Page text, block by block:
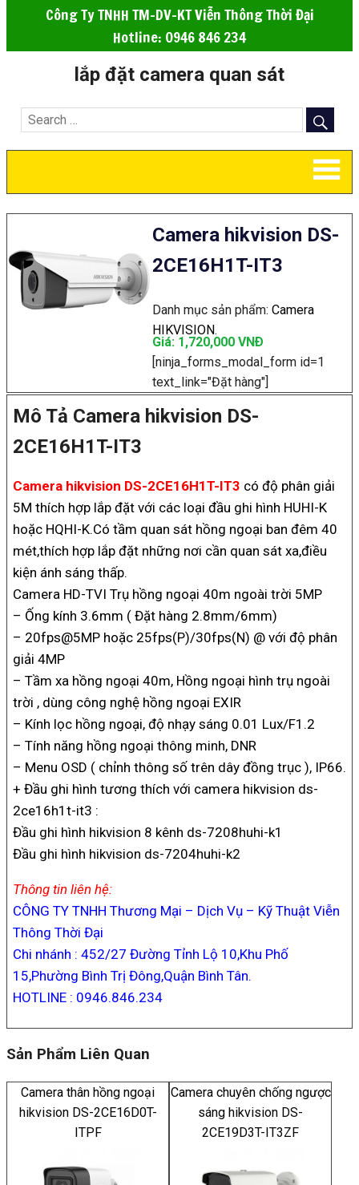
Công Ty TNHH TM-DV-KT Viễn Thông Thời Đại
Hotline: 0946 846 234
lắp đặt camera quan sát
Camera hikvision DS-
2CE16H1T-IT3
Danh mục sản phẩm: Camera
HIKVISION.
Giá: 1,720,000 VNÐ
[ninja_forms_modal_form id=1
text_link="Đặt hàng"]
Mô Tả Camera hikvision DS-
2CE16H1T-IT3
Camera hikvision DS-2CE16H1T-IT3 có độ phân giải
5M thích hợp lắp đặt với các loại đầu ghi hình HUHI-K
hoặc HQHI-K.Có tầm quan sát hồng ngoại ban đêm 40
mét,thích hợp lắp đặt những nơi cần quan sát xa,điều
kiện ánh sáng thấp.
Camera HD-TVI Trụ hồng ngoại 40m ngoài trời 5MP
– Ống kính 3.6mm ( Đặt hàng 2.8mm/6mm)
– 20fps@5MP hoặc 25fps(P)/30fps(N) @ với độ phân
giải 4MP
– Tầm xa hồng ngoại 40m, Hồng ngoại hình trụ ngoài
trời , dùng công nghệ hồng ngoại EXIR
– Kính lọc hồng ngoại, độ nhạy sáng 0.01 Lux/F1.2
– Tính năng hồng ngoại thông minh, DNR
– Menu OSD ( chỉnh thông số trên dây đồng trục ), IP66.
+ Đầu ghi hình tương thích với camera hikvision ds-
2ce16h1t-it3 :
Đầu ghi hình hikvision 8 kênh ds-7208huhi-k1
Đầu ghi hình hikvision ds-7204huhi-k2
Thông tin liên hệ:
CÔNG TY TNHH Thương Mại – Dịch Vụ – Kỹ Thuật Viễn
Thông Thời Đại
Chi nhánh : 452/27 Đường Tỉnh Lộ 10,Khu Phố
15,Phường Bình Trị Đông,Quận Bình Tân.
HOTLINE : 0946.846.234
Sản Phẩm Liên Quan
Camera thân hồng ngoại
hikvision DS-2CE16D0T-
ITPF
Camera chuyên chống ngược
sáng hikvision DS-
2CE19D3T-IT3ZF